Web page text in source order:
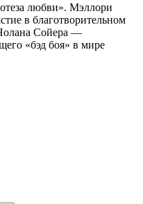
любви». Мэллори
в благотворительном
Сойера —
«бэд боя» в мире